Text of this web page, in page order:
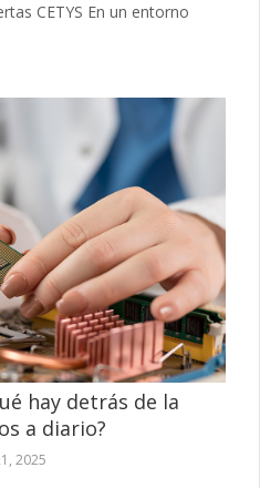
CETYS En un entorno
hay detrás de la
a diario?
2025